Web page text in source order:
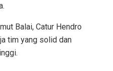
Balai, Catur Hendro
tim yang solid dan